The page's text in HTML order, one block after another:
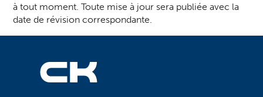
à tout moment. Toute mise à jour sera publiée avec la
date de révision correspondante.